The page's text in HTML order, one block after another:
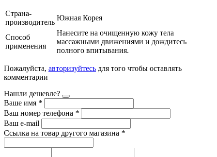
Страна-
производитель
Южная Корея
Способ
применения
Нанесите на очищенную кожу тела
массажными движениями и дождитесь
полного впитывания.
Пожалуйста, авторизуйтесь для того чтобы оставлять
комментарии
Нашли дешевле?
Ваше имя *
Ваш номер телефона *
Ваш e-mail
Ссылка на товар другого магазина *